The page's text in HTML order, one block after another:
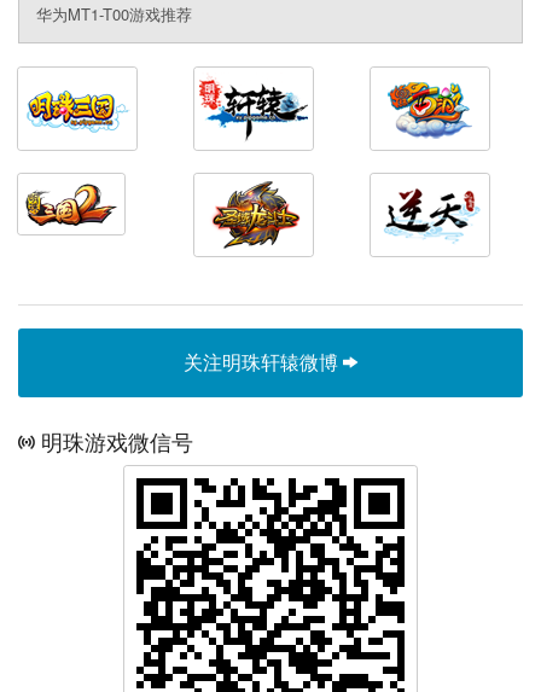
华为MT1-T00游戏推荐
关注明珠轩辕微博
明珠游戏微信号